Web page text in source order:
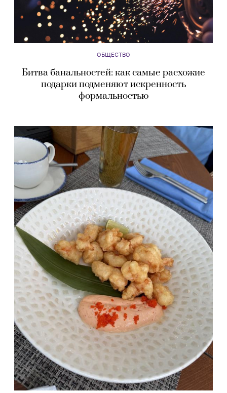
ОБЩЕСТВО
Битва банальностей: как самые расхожие
подарки подменяют искренность
формальностью